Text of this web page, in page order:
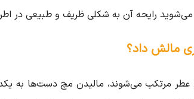
رایحه آن به شکلی ظریف و طبیعی در
عطر مرتکب می‌شوند، مالیدن مچ دست‌ها به